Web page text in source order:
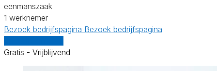
eenmanszaak
1 werknemer
Bezoek bedrijfspagina Bezoek bedrijfspagina
Gratis - Vrijblijvend